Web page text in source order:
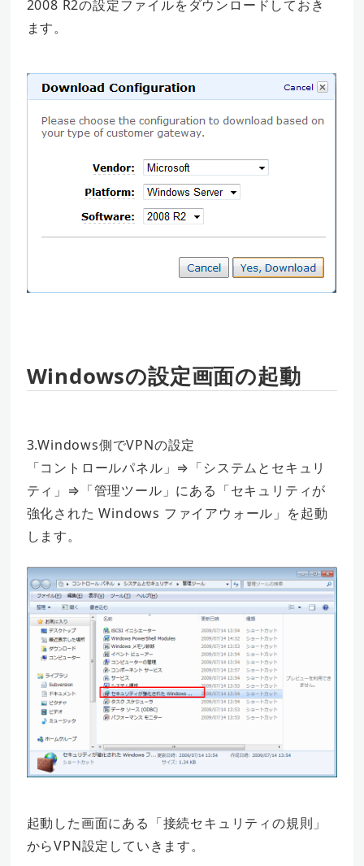
2008 R2の設定ファイルをダウンロードしておき
ます。
Windowsの設定画面の起動
3.Windows側でVPNの設定
「コントロールパネル」⇒「システムとセキュリ
ティ」⇒「管理ツール」にある「セキュリティが
強化された Windows ファイアウォール」を起動
します。
起動した画面にある「接続セキュリティの規則」
からVPN設定していきます。